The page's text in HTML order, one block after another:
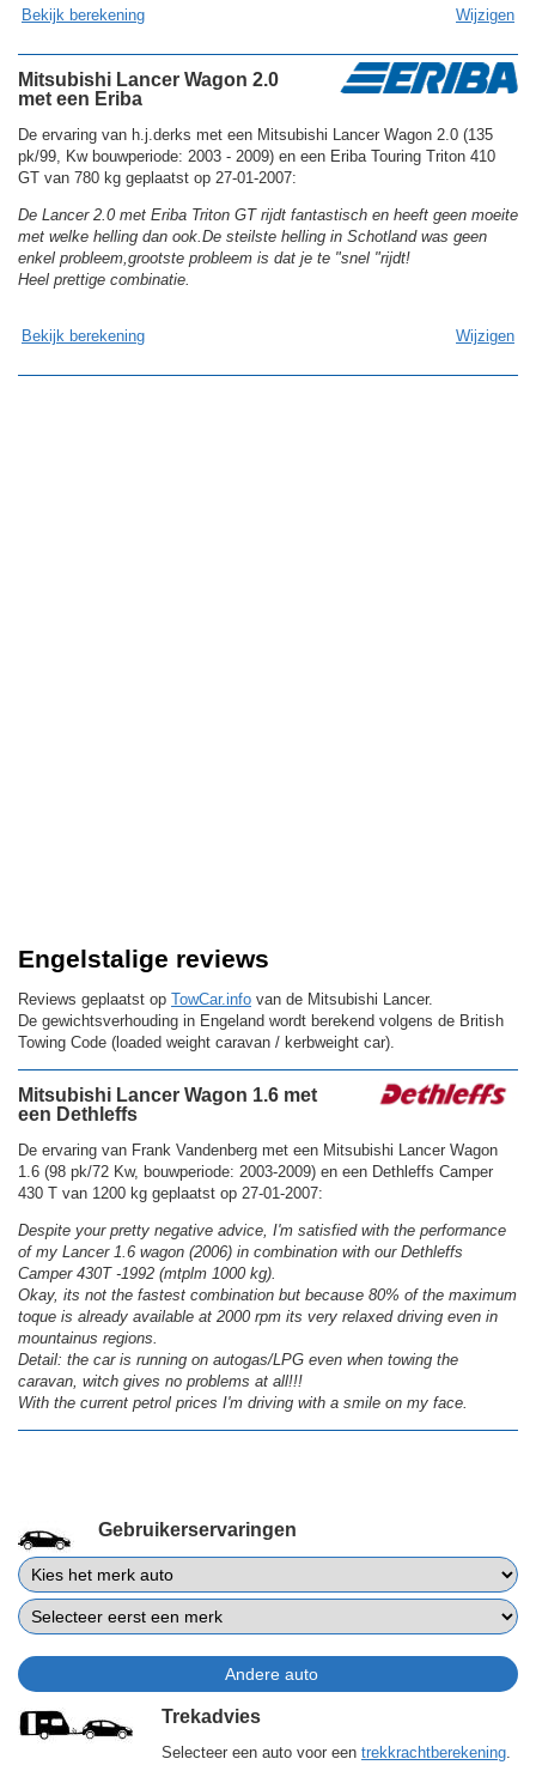
Bekijk berekening Wijzigen
Mitsubishi Lancer Wagon 2.0
met een Eriba
De ervaring van h.j.derks met een Mitsubishi Lancer Wagon 2.0 (135
pk/99, Kw bouwperiode: 2003 - 2009) en een Eriba Touring Triton 410
GT van 780 kg geplaatst op 27-01-2007:
De Lancer 2.0 met Eriba Triton GT rijdt fantastisch en heeft geen moeite
met welke helling dan ook.De steilste helling in Schotland was geen
enkel probleem,grootste probleem is dat je te "snel "rijdt!
Heel prettige combinatie.
Bekijk berekening Wijzigen
Engelstalige reviews
Reviews geplaatst op TowCar.info van de Mitsubishi Lancer.
De gewichtsverhouding in Engeland wordt berekend volgens de British
Towing Code (loaded weight caravan / kerbweight car).
Mitsubishi Lancer Wagon 1.6 met
een Dethleffs
De ervaring van Frank Vandenberg met een Mitsubishi Lancer Wagon
1.6 (98 pk/72 Kw, bouwperiode: 2003-2009) en een Dethleffs Camper
430 T van 1200 kg geplaatst op 27-01-2007:
Despite your pretty negative advice, I'm satisfied with the performance
of my Lancer 1.6 wagon (2006) in combination with our Dethleffs
Camper 430T -1992 (mtplm 1000 kg).
Okay, its not the fastest combination but because 80% of the maximum
toque is already available at 2000 rpm its very relaxed driving even in
mountainus regions.
Detail: the car is running on autogas/LPG even when towing the
caravan, witch gives no problems at all!!!
With the current petrol prices I'm driving with a smile on my face.
Gebruikerservaringen
Trekadvies
Selecteer een auto voor een trekkrachtberekening.